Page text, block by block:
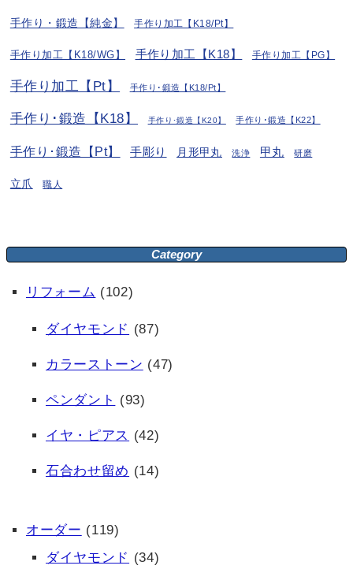
手作り・鍛造【純金】 手作り加工【K18/Pt】
手作り加工【K18/WG】 手作り加工【K18】 手作り加工【PG】
手作り加工【Pt】 手作り･鍛造【K18/Pt】
手作り･鍛造【K18】 手作り･鍛造【K20】 手作り･鍛造【K22】
手作り･鍛造【Pt】 手彫り 月形甲丸 洗浄 甲丸 研磨
立爪 職人
Category
リフォーム (102)
ダイヤモンド (87)
カラーストーン (47)
ペンダント (93)
イヤ・ピアス (42)
石合わせ留め (14)
オーダー (119)
ダイヤモンド (34)